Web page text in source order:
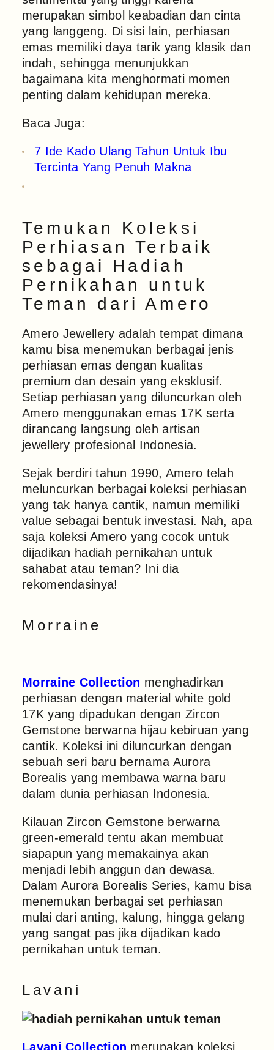
merupakan simbol keabadian dan cinta
yang langgeng. Di sisi lain, perhiasan
emas memiliki daya tarik yang klasik dan
indah, sehingga menunjukkan
bagaimana kita menghormati momen
penting dalam kehidupan mereka.
Baca Juga:
7 Ide Kado Ulang Tahun Untuk Ibu
Tercinta Yang Penuh Makna
Temukan Koleksi
Perhiasan Terbaik
sebagai Hadiah
Pernikahan untuk
Teman dari Amero
Amero Jewellery adalah tempat dimana
kamu bisa menemukan berbagai jenis
perhiasan emas dengan kualitas
premium dan desain yang eksklusif.
Setiap perhiasan yang diluncurkan oleh
Amero menggunakan emas 17K serta
dirancang langsung oleh artisan
jewellery profesional Indonesia.
Sejak berdiri tahun 1990, Amero telah
meluncurkan berbagai koleksi perhiasan
yang tak hanya cantik, namun memiliki
value sebagai bentuk investasi. Nah, apa
saja koleksi Amero yang cocok untuk
dijadikan hadiah pernikahan untuk
sahabat atau teman? Ini dia
rekomendasinya!
Morraine
Morraine Collection menghadirkan
perhiasan dengan material white gold
17K yang dipadukan dengan Zircon
Gemstone berwarna hijau kebiruan yang
cantik. Koleksi ini diluncurkan dengan
sebuah seri baru bernama Aurora
Borealis yang membawa warna baru
dalam dunia perhiasan Indonesia.
Kilauan Zircon Gemstone berwarna
green-emerald tentu akan membuat
siapapun yang memakainya akan
menjadi lebih anggun dan dewasa.
Dalam Aurora Borealis Series, kamu bisa
menemukan berbagai set perhiasan
mulai dari anting, kalung, hingga gelang
yang sangat pas jika dijadikan kado
pernikahan untuk teman.
Lavani
Lavani Collection merupakan koleksi